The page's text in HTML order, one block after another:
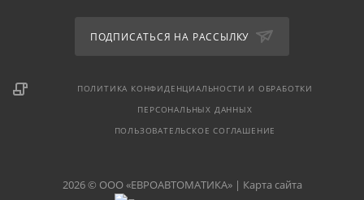
ПОДПИСАТЬСЯ НА РАССЫЛКУ
ПОЛИТИКА КОНФИДЕНЦИАЛЬНОСТИ И ОБРАБОТКИ
ПЕРСОНАЛЬНЫХ ДАННЫХ
ПОЛЬЗОВАТЕЛЬСКОЕ СОГЛАШЕНИЕ
2026 © ООО «ЕВРОАВТОМАТИКА» | Карта сайта